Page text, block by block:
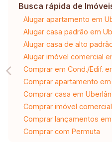
Busca rápida de
Alugar apartamento em
Alugar casa padrão em
Alugar casa de alto
Alugar imóvel comercial
Comprar em Cond./Edif.
Comprar apartamento em
Comprar casa em
Comprar imóvel
Comprar lançamentos
Comprar com Permuta